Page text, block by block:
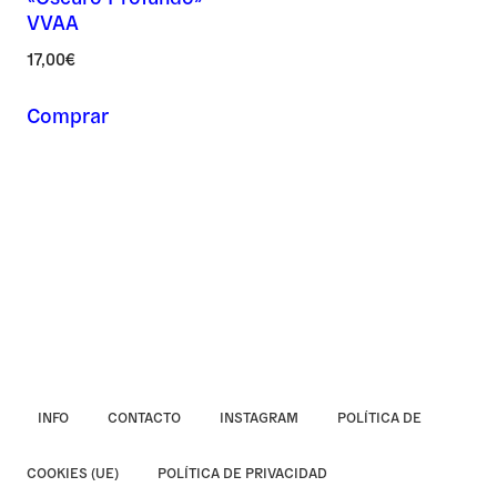
VVAA
17,00€
Comprar
INFO CONTACTO INSTAGRAM POLÍTICA DE
COOKIES (UE) POLÍTICA DE PRIVACIDAD
Asunto *